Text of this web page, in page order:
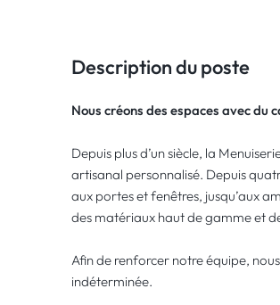
Description du poste
Nous créons des espaces avec du
Depuis plus d’un siècle, la
artisanal personnalisé. Depuis
aux portes et fenêtres, jusqu’aux
des matériaux haut de gamme et
Afin de renforcer notre équipe,
indéterminée.